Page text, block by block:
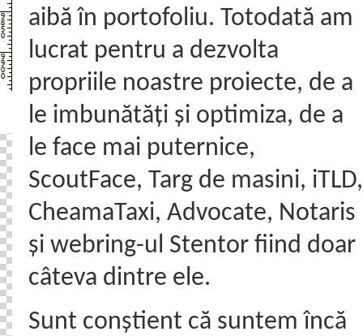
aibă în portofoliu. Totodată am
lucrat pentru a dezvolta
propriile noastre proiecte, de a
le imbunătăți și optimiza, de a
le face mai puternice,
ScoutFace, Targ de masini, iTLD,
CheamaTaxi, Advocate, Notaris
și webring-ul Stentor fiind doar
câteva dintre ele.
Sunt conștient că suntem încă